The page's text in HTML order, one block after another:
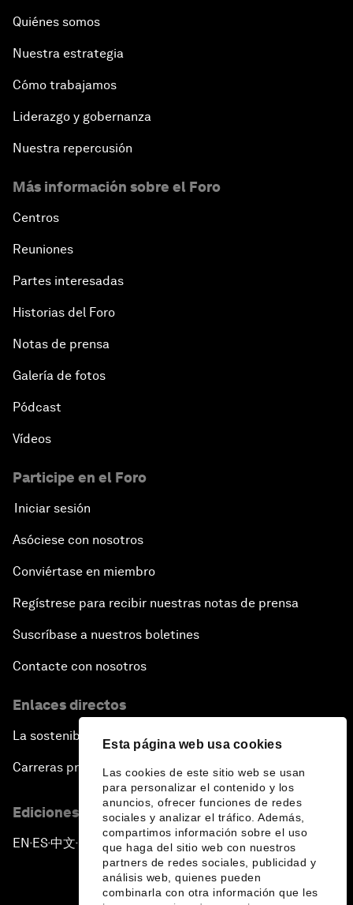
Esta página web usa cookies
Las cookies de este sitio web se usan
para personalizar el contenido y los
anuncios, ofrecer funciones de redes
sociales y analizar el tráfico. Además,
compartimos información sobre el uso
que haga del sitio web con nuestros
partners de redes sociales, publicidad y
análisis web, quienes pueden
combinarla con otra información que les
Quiénes somos
Nuestra estrategia
Cómo trabajamos
Liderazgo y gobernanza
Nuestra repercusión
Más información sobre el Foro
Centros
Reuniones
Partes interesadas
Historias del Foro
Notas de prensa
Galería de fotos
Pódcast
Vídeos
Participe en el Foro
Iniciar sesión
Asóciese con nosotros
Conviértase en miembro
Regístrese para recibir nuestras notas de prensa
Suscríbase a nuestros boletines
Contacte con nosotros
Enlaces directos
La sostenibilidad en el Foro
Carreras profesionales
Ediciones en otros idiomas
EN ▪ES▪中文▪ 日本語